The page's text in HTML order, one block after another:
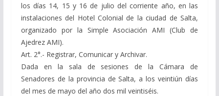
los días 14, 15 y 16 de julio del corriente año, en las
instalaciones del Hotel Colonial de la ciudad de Salta,
organizado por la Simple Asociación AMI (Club de
Ajedrez AMI).
Art. 2°.- Registrar, Comunicar y Archivar.
Dada en la sala de sesiones de la Cámara de
Senadores de la provincia de Salta, a los veintiún días
del mes de mayo del año dos mil veintiséis.